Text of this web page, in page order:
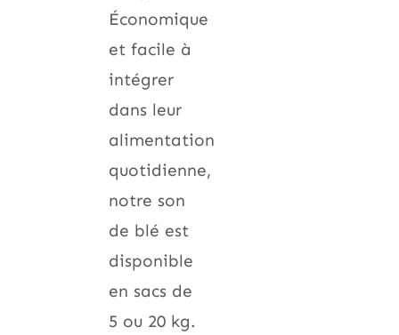
Économique
et facile à
intégrer
dans leur
alimentation
quotidienne,
notre son
de blé est
disponible
en sacs de
5 ou 20 kg.